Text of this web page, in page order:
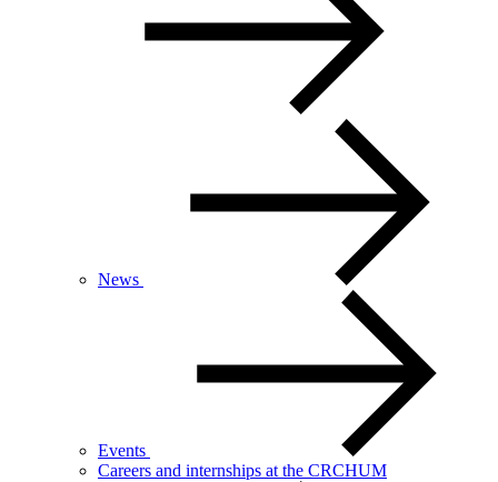
News
Events
Careers and internships at the CRCHUM